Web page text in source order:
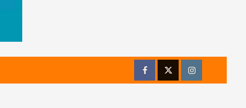
FacebookTwitterInstagram